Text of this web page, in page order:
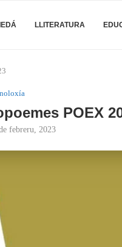
LLITERATURA
POEX
febreru, 2023